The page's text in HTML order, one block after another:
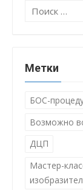
Поиск:
Метки
БОС-
Возможно
ДЦП
Мастер-